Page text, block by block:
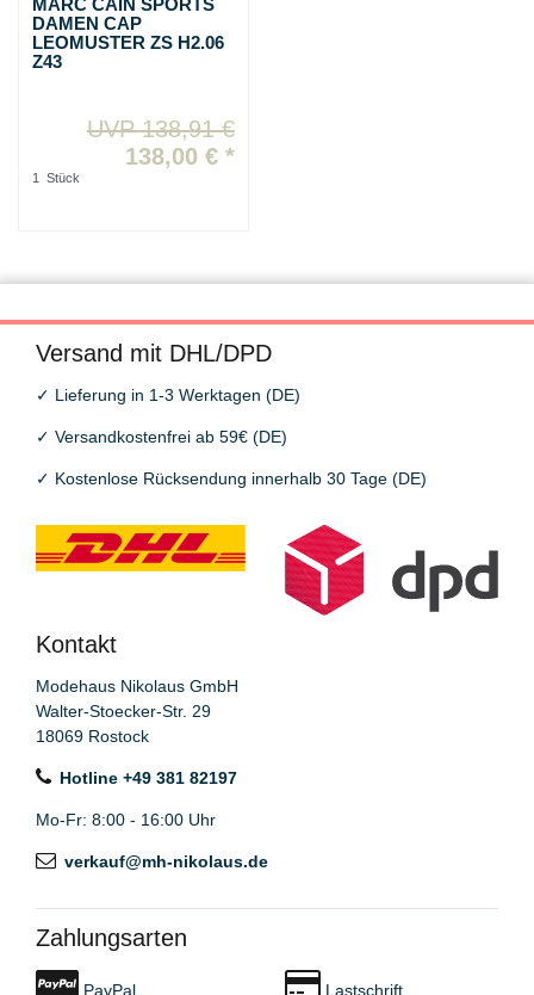
MARC CAIN SPORTS
DAMEN CAP
LEOMUSTER ZS H2.06
Z43
UVP 138,91 €
138,00 € *
1 Stück
Versand mit DHL/DPD
✓ Lieferung in 1-3 Werktagen (DE)
✓ Versandkostenfrei ab 59€ (DE)
✓ Kostenlose Rücksendung innerhalb 30 Tage (DE)
Kontakt
Modehaus Nikolaus GmbH
Walter-Stoecker-Str. 29
18069 Rostock
Hotline +49 381 82197
Mo-Fr: 8:00 - 16:00 Uhr
verkauf@mh-nikolaus.de
Zahlungsarten
PayPal Lastschrift